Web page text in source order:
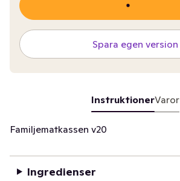
Spara egen version
InstruktionerVaror
Familjematkassen v20
Ingredienser